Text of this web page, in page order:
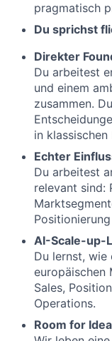
pragmatisch
Du sprichst
Direkter
Du arbeitest
und einem
zusammen.
in
Echter
Du arbeitest
relevant sind:
AI-Scale-up-
Du lernst, wie
Sales,
Operations.
Room for